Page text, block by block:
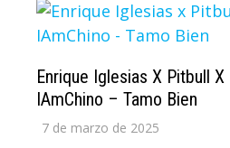
Enrique Iglesias X Pitbull X
IAmChino – Tamo Bien
7 de marzo de 2025